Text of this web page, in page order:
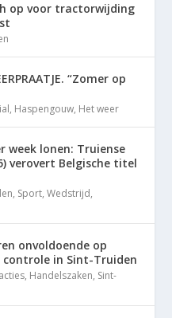
op voor tractorwijding
“Zomer op
, Haspengouw, Het weer
week lonen: Truiense
verovert Belgische titel
, Sport,Wedstrijd,
onvoldoende op
in Sint-Truiden
, Handelszaken, Sint-